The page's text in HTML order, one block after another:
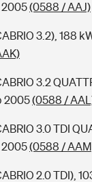
2005(0588 / AAJ)
3.2), 188
3.2
2005(0588 /
3.0 TDI
2005(0588 /
2.0 TDI),